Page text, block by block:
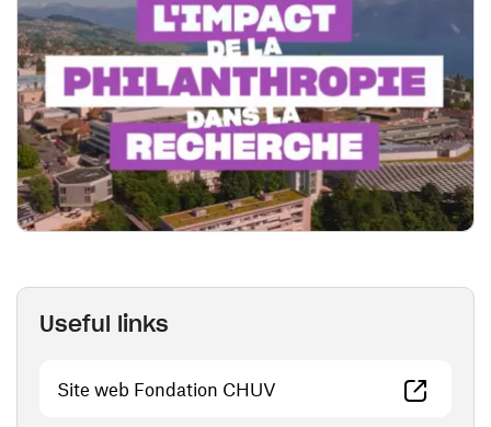
Useful links
Site web Fondation CHUV (opens in a new window)